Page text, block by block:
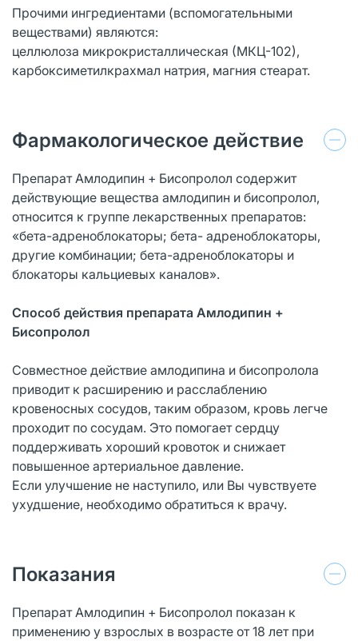
Прочими ингредиентами (вспомогательными
веществами) являются:
целлюлоза микрокристаллическая (МКЦ-102),
карбоксиметилкрахмал натрия, магния стеарат.
Фармакологическое действие
Препарат Амлодипин + Бисопролол содержит
действующие вещества амлодипин и бисопролол,
относится к группе лекарственных препаратов:
«бета-адреноблокаторы; бета- адреноблокаторы,
другие комбинации; бета-адреноблокаторы и
блокаторы кальциевых каналов».
Способ действия препарата Амлодипин +
Бисопролол
Совместное действие амлодипина и бисопролола
приводит к расширению и расслаблению
кровеносных сосудов, таким образом, кровь легче
проходит по сосудам. Это помогает сердцу
поддерживать хороший кровоток и снижает
повышенное артериальное давление.
Если улучшение не наступило, или Вы чувствуете
ухудшение, необходимо обратиться к врачу.
Показания
Препарат Амлодипин + Бисопролол показан к
применению у взрослых в возрасте от 18 лет при